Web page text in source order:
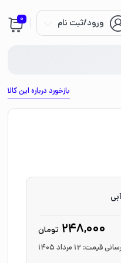
ورود/ثبت نام 0
بازخورد درباره این کالا
248,000 تومان
قیمت: 12 مرداد 1405